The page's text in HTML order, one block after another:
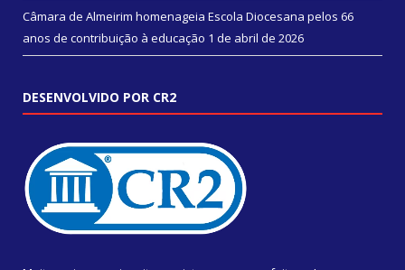
Câmara de Almeirim homenageia Escola Diocesana pelos 66
anos de contribuição à educação 1 de abril de 2026
DESENVOLVIDO POR CR2